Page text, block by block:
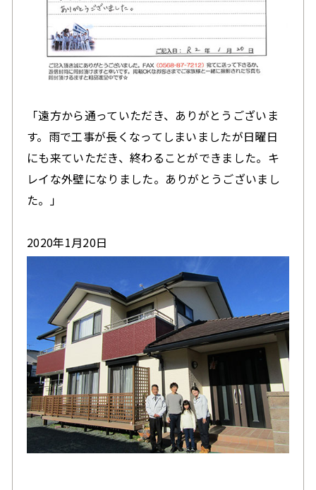
「遠方から通っていただき、ありがとうございま
す。雨で工事が長くなってしまいましたが日曜日
にも来ていただき、終わることができました。キ
レイな外壁になりました。ありがとうございまし
た。」
2020年1月20日